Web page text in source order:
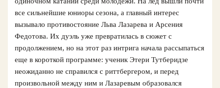
все сильнейшие юниоры сезона, а главный интерес
вызывало противостояние Льва Лазарева и Арсения
Федотова. Их дуэль уже превратилась в сюжет с
продолжением, но на этот раз интрига начала рассыпаться
еще в короткой программе: ученик Этери Тутберидзе
неожиданно не справился с риттбергером, и перед
произвольной между ним и Лазаревым образовался